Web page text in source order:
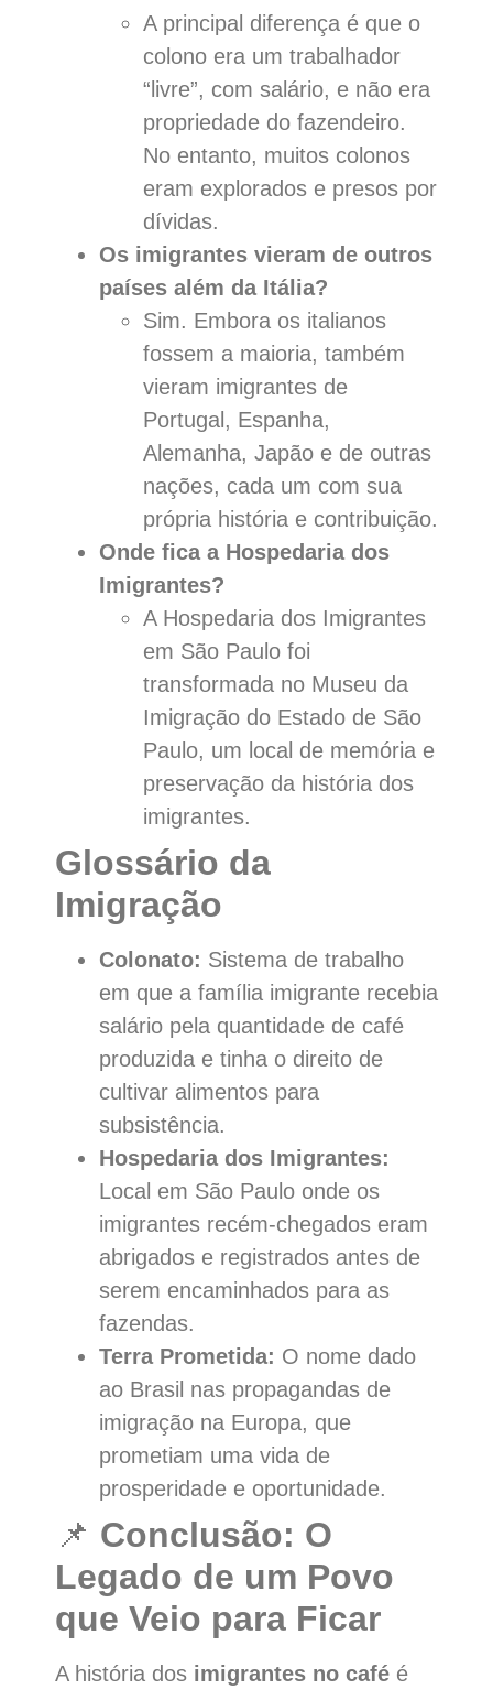
A principal diferença é que o
colono era um trabalhador
“livre”, com salário, e não era
propriedade do fazendeiro.
No entanto, muitos colonos
eram explorados e presos por
dívidas.
Os imigrantes vieram de outros
países além da Itália?
Sim. Embora os italianos
fossem a maioria, também
vieram imigrantes de
Portugal, Espanha,
Alemanha, Japão e de outras
nações, cada um com sua
própria história e contribuição.
Onde fica a Hospedaria dos
Imigrantes?
A Hospedaria dos Imigrantes
em São Paulo foi
transformada no Museu da
Imigração do Estado de São
Paulo, um local de memória e
preservação da história dos
imigrantes.
Glossário da
Imigração
Colonato: Sistema de trabalho
em que a família imigrante recebia
salário pela quantidade de café
produzida e tinha o direito de
cultivar alimentos para
subsistência.
Hospedaria dos Imigrantes:
Local em São Paulo onde os
imigrantes recém-chegados eram
abrigados e registrados antes de
serem encaminhados para as
fazendas.
Terra Prometida: O nome dado
ao Brasil nas propagandas de
imigração na Europa, que
prometiam uma vida de
prosperidade e oportunidade.
📌 Conclusão: O
Legado de um Povo
que Veio para Ficar
A história dos imigrantes no café é